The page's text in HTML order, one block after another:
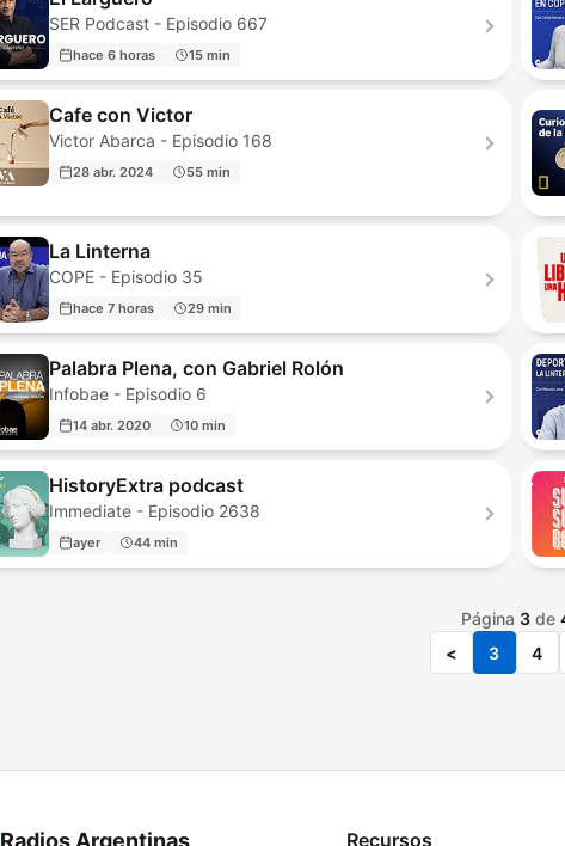
SER Podcast - Episodio 667
hace 6 horas 15 min
Cafe con Victor
Victor Abarca - Episodio 168
28 abr. 2024 55 min
La Linterna
COPE - Episodio 35
hace 7 horas 29 min
Palabra Plena, con Gabriel Rolón
Infobae - Episodio 6
14 abr. 2020 10 min
HistoryExtra podcast
Immediate - Episodio 2638
ayer 44 min
Página 3de
<
3 4
Radios Argentinas Recursos